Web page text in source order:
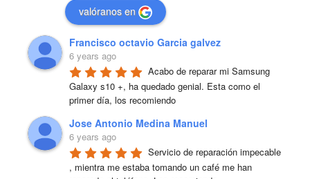
valóranos en
Francisco octavio Garcia galvez
6 years ago
Acabo de reparar mi Samsung
Galaxy s10 +, ha quedado genial. Esta como el
primer día, los recomiendo
Jose Antonio Medina Manuel
6 years ago
Servicio de reparación impecable
, mientra me estaba tomando un café me han